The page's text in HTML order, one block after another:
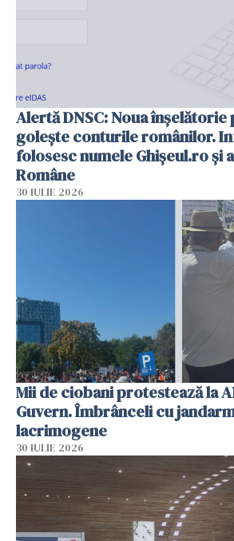
Alertă DNSC: Noua înșelătorie
golește conturile românilor.
folosesc numele Ghișeul.ro și
Române
30 IULIE 2026
Mii de ciobani protestează la
Guvern. Îmbrânceli cu
lacrimogene
30 IULIE 2026